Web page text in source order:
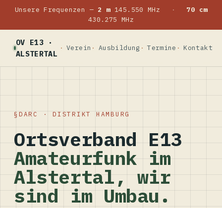
Unsere Frequenzen — 2 m145.550 MHz ·
70 cm
430.275 MHz
OV E13 ·
ALSTERTAL
Verein Ausbildung Termine Kontakt
DARC · DISTRIKT HAMBURG
Ortsverband E13
Amateurfunk im
Alstertal, wir
sind im Umbau.